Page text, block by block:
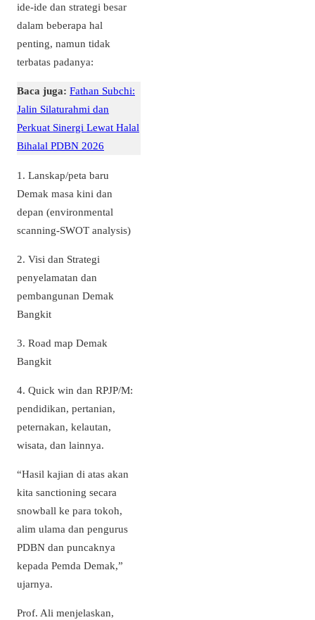
ide-ide dan strategi besar
dalam beberapa hal
penting, namun tidak
terbatas padanya:
Baca juga: Fathan Subchi:
Jalin Silaturahmi dan
Perkuat Sinergi Lewat Halal
Bihalal PDBN 2026
1. Lanskap/peta baru
Demak masa kini dan
depan (environmental
scanning-SWOT analysis)
2. Visi dan Strategi
penyelamatan dan
pembangunan Demak
Bangkit
3. Road map Demak
Bangkit
4. Quick win dan RPJP/M:
pendidikan, pertanian,
peternakan, kelautan,
wisata, dan lainnya.
“Hasil kajian di atas akan
kita sanctioning secara
snowball ke para tokoh,
alim ulama dan pengurus
PDBN dan puncaknya
kepada Pemda Demak,”
ujarnya.
Prof. Ali menjelaskan,